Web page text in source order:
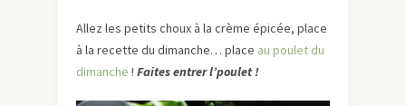
Allez les petits choux à la crème épicée, place
à la recette du dimanche… place au poulet du
dimanche ! Faites entrerl’poulet!